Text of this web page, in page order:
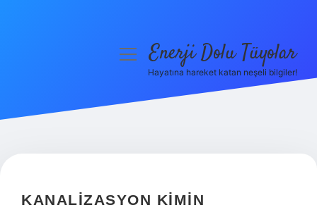
Hakkımızda
menüyüEnerji Dolu Tüyolar
Hayatına hareket katan neşeli bilgiler!
KANALIZASYON KIMIN